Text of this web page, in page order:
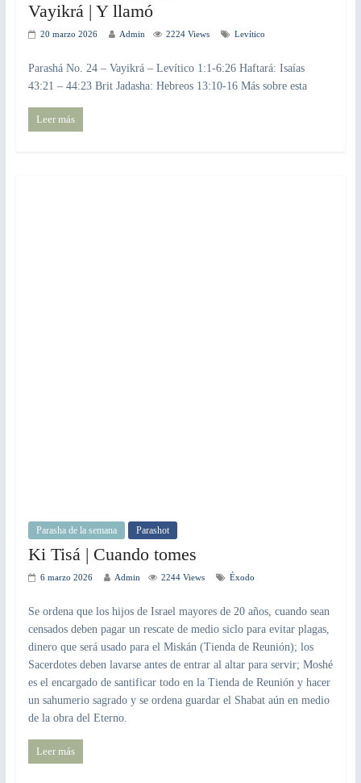
Vayikrá | Y llamó
20 marzo 2026 Admin 2224 Views Levítico
Parashá No. 24 – Vayikrá – Levítico 1:1-6:26 Haftará: Isaías
43:21 – 44:23 Brit Jadasha: Hebreos 13:10-16 Más sobre esta
Leer más
Parasha de la semana Parashot
Ki Tisá | Cuando tomes
6 marzo 2026 Admin 2244 Views Éxodo
Se ordena que los hijos de Israel mayores de 20 años, cuando sean
censados deben pagar un rescate de medio siclo para evitar plagas,
dinero que será usado para el Miskán (Tienda de Reunión); los
Sacerdotes deben lavarse antes de entrar al altar para servir; Moshé
es el encargado de santificar todo en la Tienda de Reunión y hacer
un sahumerio sagrado y se ordena guardar el Shabat aún en medio
de la obra del Eterno.
Leer más